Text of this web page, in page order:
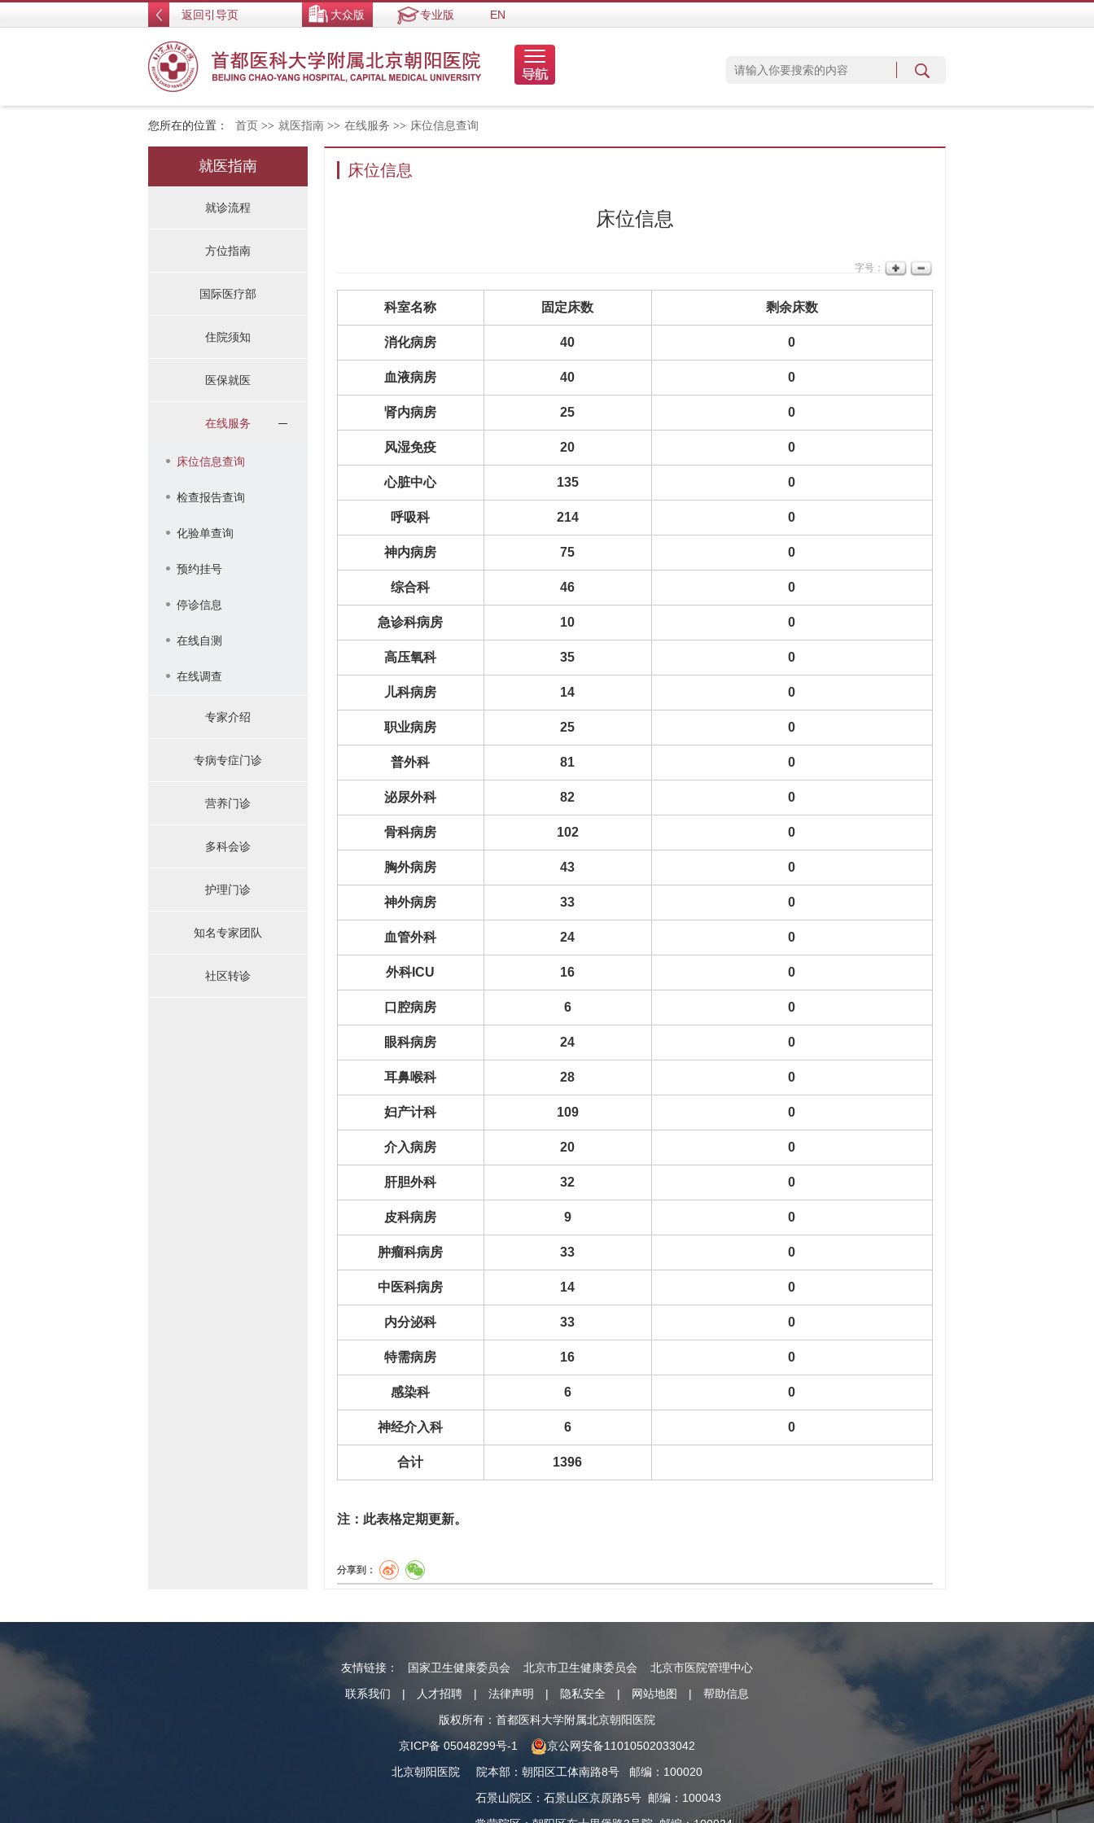
返回引导页 大众版 专业版 EN
您所在的位置： 首页 >> 就医指南 >> 在线服务 >> 床位信息查询
就医指南
就诊流程
方位指南
国际医疗部
住院须知
医保就医
在线服务
床位信息查询
检查报告查询
化验单查询
预约挂号
停诊信息
在线自测
在线调查
专家介绍
专病专症门诊
营养门诊
多科会诊
护理门诊
知名专家团队
社区转诊
床位信息
床位信息
字号：
科室名称 固定床数 剩余床数
消化病房 40 0
血液病房 40 0
肾内病房 25 0
风湿免疫 20 0
心脏中心 135 0
呼吸科 214 0
神内病房 75 0
综合科 46 0
急诊科病房 10 0
高压氧科 35 0
儿科病房 14 0
职业病房 25 0
普外科 81 0
泌尿外科 82 0
骨科病房 102 0
胸外病房 43 0
神外病房 33 0
血管外科 24 0
外科ICU 16 0
口腔病房 6 0
眼科病房 24 0
耳鼻喉科 28 0
妇产计科 109 0
介入病房 20 0
肝胆外科 32 0
皮科病房 9 0
肿瘤科病房 33 0
中医科病房 14 0
内分泌科 33 0
特需病房 16 0
感染科 6 0
神经介入科 6 0
合计 1396
注：此表格定期更新。
分享到：
友情链接： 国家卫生健康委员会 北京市卫生健康委员会
北京市医院管理中心
联系我们
| 人才招聘 | 法律声明 | 隐私安全 | 网站地图 |
帮助信息
版权所有：首都医科大学附属北京朝阳医院
京ICP备 05048299号-1
京公网安备11010502033042
北京朝阳医院
院本部 ： 朝阳区工体南路8号 邮编：100020
石景山院区 ： 石景山区京原路5号 邮编：100043